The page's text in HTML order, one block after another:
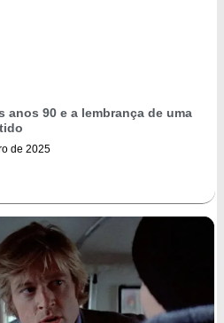
90 e a lembrança de uma
de 2025